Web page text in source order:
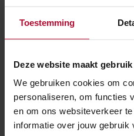
Toestemming
Deze website maakt
We gebruiken cookies om
personaliseren, om functies
en om ons websiteverkeer
informatie over jouw gebruik